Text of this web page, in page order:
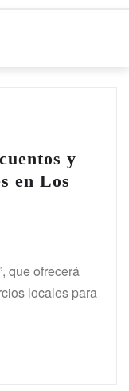
y
en Los
que ofrecerá
locales para